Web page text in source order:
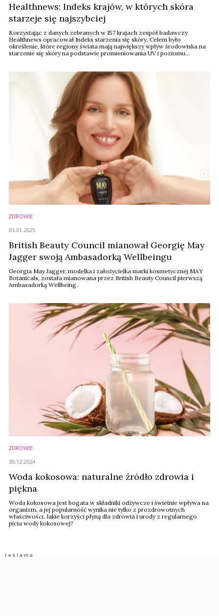
Healthnews: Indeks krajów, w których skóra
starzeje się najszybciej
Korzystając z danych zebranych w 157 krajach zespół badawczy
Healthnews opracował Indeks starzenia się skóry. Celem było
określenie, które regiony świata mają największy wpływ środowiska na
starzenie się skóry na podstawie promieniowania UV i poziomu
ZDROWIE
British Beauty Council mianował Georgię May
Jagger swoją Ambasadorką Wellbeingu
Georgia May Jagger, modelka i założycielka marki kosmetycznej MAY
Botanicals, została mianowana przez British Beauty Council pierwszą
Ambasadorką Wellbeing.
03.01.2025
ZDROWIE
Woda kokosowa: naturalne źródło zdrowia i
piękna
Woda kokosowa jest bogata w składniki odżywcze i świetnie wpływa na
organizm, a jej popularność wynika nie tylko z prozdrowotnych
właściwości. Jakie korzyści płyną dla zdrowia i urody z regularnego
picia wody kokosowej?
30.12.2024